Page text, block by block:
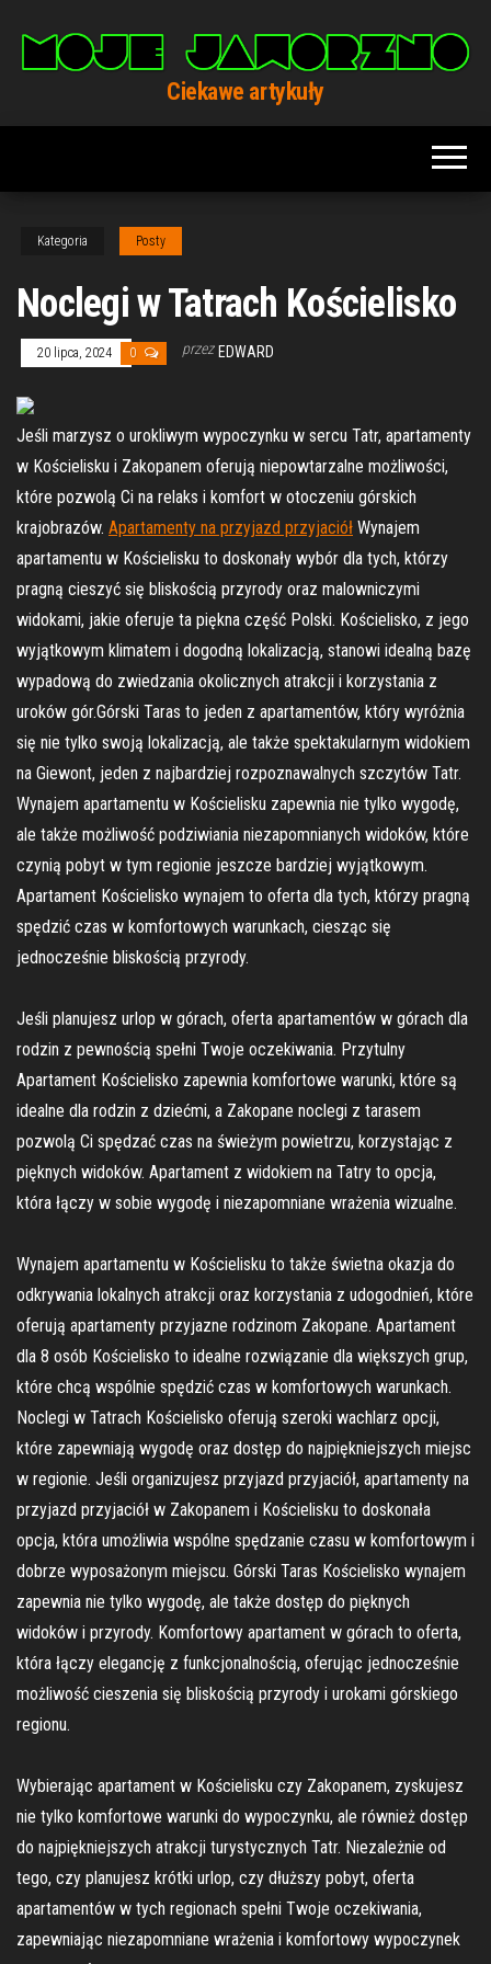
treści
Ciekawe artykuły
Kategoria Posty
Noclegi w Tatrach Kościelisko
20 lipca, 2024 0 przez EDWARD
Jeśli marzysz o urokliwym wypoczynku w sercu Tatr, apartamenty
w Kościelisku i Zakopanem oferują niepowtarzalne możliwości,
które pozwolą Ci na relaks i komfort w otoczeniu górskich
krajobrazów. Apartamenty na przyjazd przyjaciół Wynajem
apartamentu w Kościelisku to doskonały wybór dla tych, którzy
pragną cieszyć się bliskością przyrody oraz malowniczymi
widokami, jakie oferuje ta piękna część Polski. Kościelisko, z jego
wyjątkowym klimatem i dogodną lokalizacją, stanowi idealną bazę
wypadową do zwiedzania okolicznych atrakcji i korzystania z
uroków gór.Górski Taras to jeden z apartamentów, który wyróżnia
się nie tylko swoją lokalizacją, ale także spektakularnym widokiem
na Giewont, jeden z najbardziej rozpoznawalnych szczytów Tatr.
Wynajem apartamentu w Kościelisku zapewnia nie tylko wygodę,
ale także możliwość podziwiania niezapomnianych widoków, które
czynią pobyt w tym regionie jeszcze bardziej wyjątkowym.
Apartament Kościelisko wynajem to oferta dla tych, którzy pragną
spędzić czas w komfortowych warunkach, ciesząc się
jednocześnie bliskością przyrody.
Jeśli planujesz urlop w górach, oferta apartamentów w górach dla
rodzin z pewnością spełni Twoje oczekiwania. Przytulny
Apartament Kościelisko zapewnia komfortowe warunki, które są
idealne dla rodzin z dziećmi, a Zakopane noclegi z tarasem
pozwolą Ci spędzać czas na świeżym powietrzu, korzystając z
pięknych widoków. Apartament z widokiem na Tatry to opcja,
która łączy w sobie wygodę i niezapomniane wrażenia wizualne.
Wynajem apartamentu w Kościelisku to także świetna okazja do
odkrywania lokalnych atrakcji oraz korzystania z udogodnień, które
oferują apartamenty przyjazne rodzinom Zakopane. Apartament
dla 8 osób Kościelisko to idealne rozwiązanie dla większych grup,
które chcą wspólnie spędzić czas w komfortowych warunkach.
Noclegi w Tatrach Kościelisko oferują szeroki wachlarz opcji,
które zapewniają wygodę oraz dostęp do najpiękniejszych miejsc
w regionie. Jeśli organizujesz przyjazd przyjaciół, apartamenty na
przyjazd przyjaciół w Zakopanem i Kościelisku to doskonała
opcja, która umożliwia wspólne spędzanie czasu w komfortowym i
dobrze wyposażonym miejscu. Górski Taras Kościelisko wynajem
zapewnia nie tylko wygodę, ale także dostęp do pięknych
widoków i przyrody. Komfortowy apartament w górach to oferta,
która łączy elegancję z funkcjonalnością, oferując jednocześnie
możliwość cieszenia się bliskością przyrody i urokami górskiego
regionu.
Wybierając apartament w Kościelisku czy Zakopanem, zyskujesz
nie tylko komfortowe warunki do wypoczynku, ale również dostęp
do najpiękniejszych atrakcji turystycznych Tatr. Niezależnie od
tego, czy planujesz krótki urlop, czy dłuższy pobyt, oferta
apartamentów w tych regionach spełni Twoje oczekiwania,
zapewniając niezapomniane wrażenia i komfortowy wypoczynek